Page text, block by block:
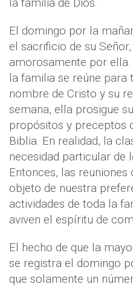
la familia de Dios.
El domingo por la
el sacrificio de su
amorosamente por
la familia se reúne para
nombre de Cristo y su
semana, ella prosigue
propósitos y preceptos
Biblia. En realidad, la
necesidad particular de
Entonces, las
objeto de nuestra
actividades de toda la
aviven el espíritu de
El hecho de que la
se registra el domingo
que solamente un